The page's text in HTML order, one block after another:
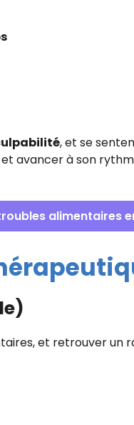
, et se
avancer à son
alimentaires
et retrouver un